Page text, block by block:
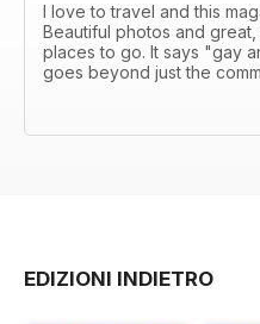
I love to travel and this
Beautiful photos and
places to go. It says "gay
goes beyond just the
EDIZIONI INDIETRO